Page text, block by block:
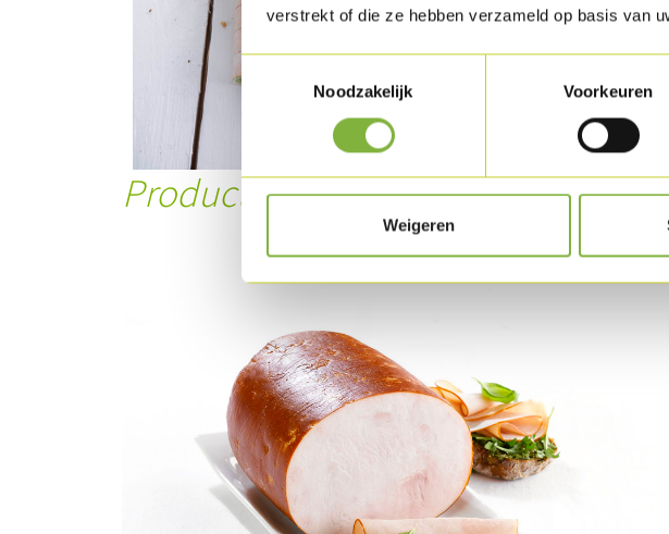
verstrekt of die ze hebben verzameld op basis van
Noodzakelijk
Voorkeuren
Weigeren
Product in dit recept